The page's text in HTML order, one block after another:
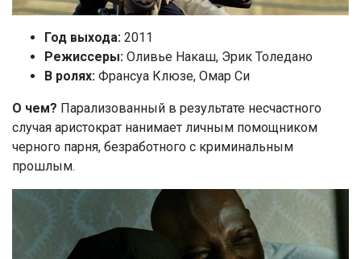
Год выхода: 2011
Режиссеры: Оливье Накаш, Эрик Толедано
В ролях: Франсуа Клюзе, Омар Си
О чем? Парализованный в результате несчастного
случая аристократ нанимает личным помощником
черного парня, безработного с криминальным
прошлым.